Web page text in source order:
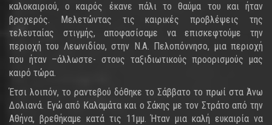
καλοκαιριού, ο καιρός έκανε πάλι το θαύμα του και ήταν
βροχερός. Μελετώντας τις καιρικές προβλέψεις της
τελευταίας στιγμής, αποφασίσαμε να επισκεφτούμε την
περιοχή του Λεωνιδίου, στην Ν.Α. Πελοπόννησο, μια περιοχή
που ήταν –άλλωστε- στους ταξιδιωτικούς προορισμούς μας
καιρό τώρα.
Έτσι λοιπόν, το ραντεβού δόθηκε το Σάββατο το πρωί στα Άνω
Δολιανά. Εγώ από Καλαμάτα και ο Σάκης με τον Στράτο από την
Αθήνα, βρεθήκαμε κατά τις 11μμ. Ήταν μια καλή ευκαιρία να